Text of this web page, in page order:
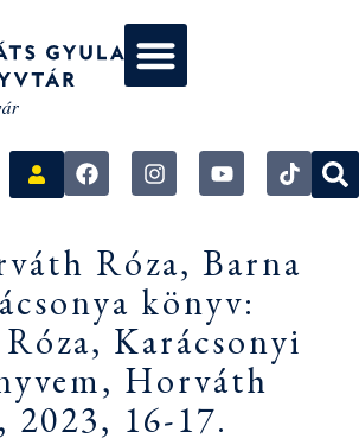
Róza, Barna
könyv:
Karácsonyi
Horváth
2023, 16-17.